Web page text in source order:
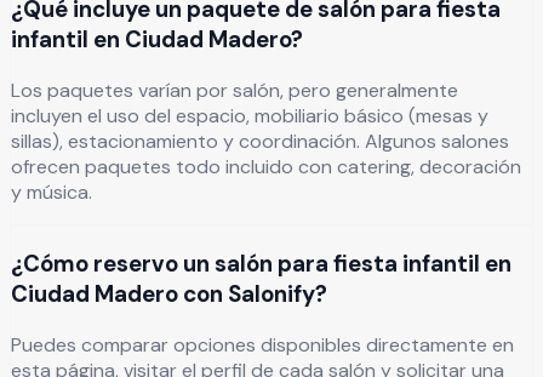
¿Qué incluye un paquete de salón para fiesta
infantil en Ciudad Madero?
Los paquetes varían por salón, pero generalmente
incluyen el uso del espacio, mobiliario básico (mesas y
sillas), estacionamiento y coordinación. Algunos salones
ofrecen paquetes todo incluido con catering, decoración
y música.
¿Cómo reservo un salón para fiesta infantil en
Ciudad Madero con Salonify?
Puedes comparar opciones disponibles directamente en
esta página, visitar el perfil de cada salón y solicitar una